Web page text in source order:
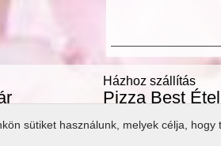
sütiket használunk, melyek célja,
Házhoz szállítás
Pizza Best
(+36) 70 354 4050